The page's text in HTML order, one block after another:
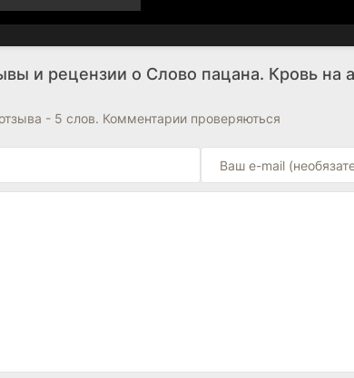
и рецензии о Слово пацана. Кровь на
- 5 слов. Комментарии проверяються